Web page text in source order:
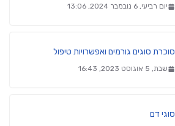
יום רביעי, 6 נובמבר 2024, 13:06
סוכרת סוגים גורמים ואפשרויות טיפול
שבת, 5 אוגוסט 2023, 16:43
סוגי דם